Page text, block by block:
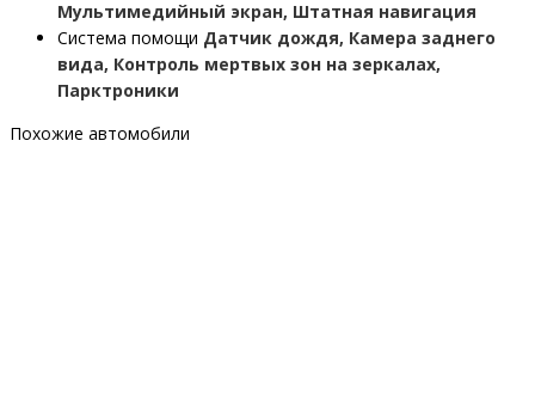
Мультимедийный экран, Штатная навигация
Система помощи Датчик дождя, Камера заднего
вида, Контроль мертвых зон на зеркалах,
Парктроники
Похожие автомобили